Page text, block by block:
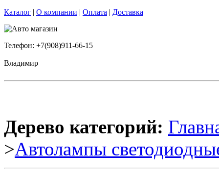
Каталог | О компании | Оплата | Доставка
Телефон: +7(908)911-66-15
Владимир
Дерево категорий:
>Автолампы